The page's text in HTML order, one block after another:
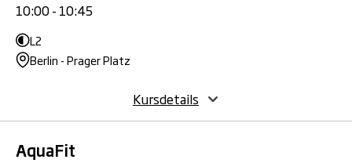
10:00 - 10:45
L2
Berlin - Prager Platz
Kursdetails
AquaFit